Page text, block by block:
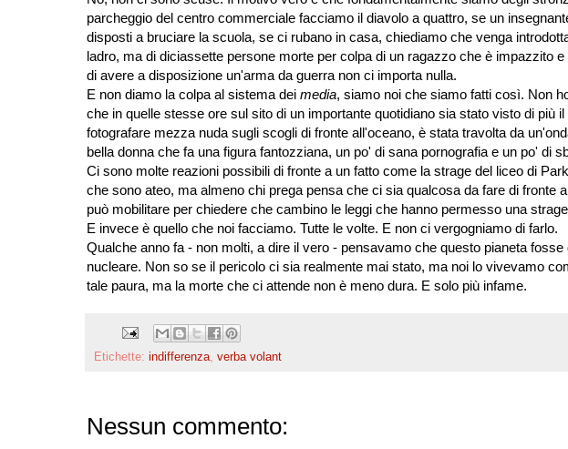
parcheggio del centro commerciale facciamo il diavolo a quattro, se un
disposti a bruciare la scuola, se ci rubano in casa, chiediamo che venga
ladro, ma di diciassette persone morte per colpa di un ragazzo che è impazzito
di avere a disposizione un'arma da guerra non ci importa nulla.
E non diamo la colpa al sistema dei media, siamo noi che siamo fatti così. Non
che in quelle stesse ore sul sito di un importante quotidiano sia stato visto di più
fotografare mezza nuda sugli scogli di fronte all'oceano, è stata travolta da
bella donna che fa una figura fantozziana, un po' di sana pornografia e un po' di
Ci sono molte reazioni possibili di fronte a un fatto come la strage del liceo di
che sono ateo, ma almeno chi prega pensa che ci sia qualcosa da fare di fronte
può mobilitare per chiedere che cambino le leggi che hanno permesso una
E invece è quello che noi facciamo. Tutte le volte. E non ci vergogniamo di farlo.
Qualche anno fa - non molti, a dire il vero - pensavamo che questo pianeta
nucleare. Non so se il pericolo ci sia realmente mai stato, ma noi lo vivevamo
tale paura, ma la morte che ci attende non è meno dura. E solo più infame.
Etichette: indifferenza, verba volant
Nessun commento: